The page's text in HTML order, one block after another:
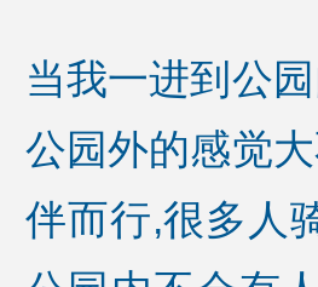
当我一进到公
公园外的感觉
伴而行,很多人